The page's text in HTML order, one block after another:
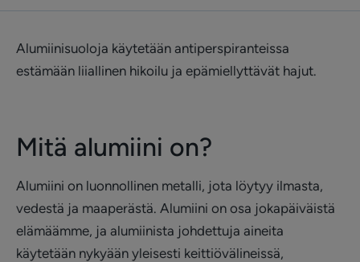
Alumiinisuoloja käytetään antiperspiranteissa
estämään liiallinen hikoilu ja epämiellyttävät hajut.
Mitä alumiini on?
Alumiini on luonnollinen metalli, jota löytyy ilmasta,
vedestä ja maaperästä. Alumiini on osa jokapäiväistä
elämäämme, ja alumiinista johdettuja aineita
käytetään nykyään yleisesti keittiövälineissä,